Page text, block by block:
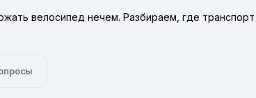
велосипед нечем. Разбираем, где